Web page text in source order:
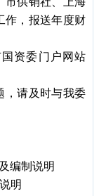
作，报送年度财
资委门户网站
，请及时与我委
编制说明
明